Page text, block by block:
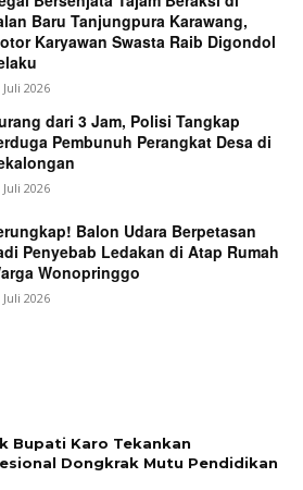
Baru Tanjungpura Karawang,
Karyawan Swasta Raib Digondol
Juli 2026
dari 3 Jam, Polisi Tangkap
Pembunuh Perangkat Desa di
Juli 2026
Balon Udara Berpetasan
Penyebab Ledakan di Atap Rumah
Wonopringgo
Juli 2026
Bupati Karo Tekankan
Dongkrak Mutu Pendidikan